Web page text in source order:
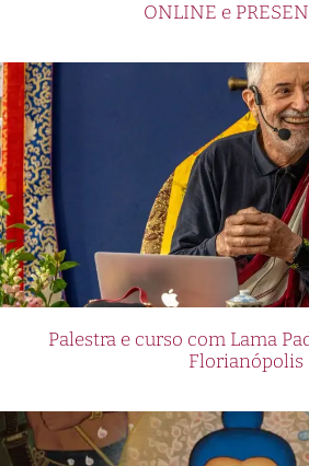
ONLINE e
Palestra e curso com Lama
Florianópolis